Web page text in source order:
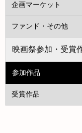
企画マーケット
ファンド・その他
映画祭参加・受賞
参加作品
受賞作品